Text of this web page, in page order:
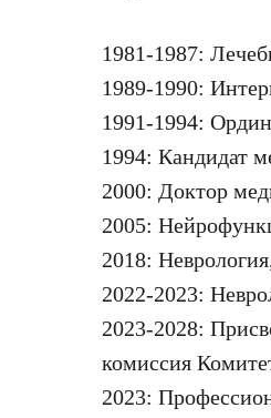
1981-1987:
1989-1990:
1991-1994:
1994: Кандидат
2000: Доктор
2005:
2018:
2022-2023:
2023-2028:
комиссия
2023: